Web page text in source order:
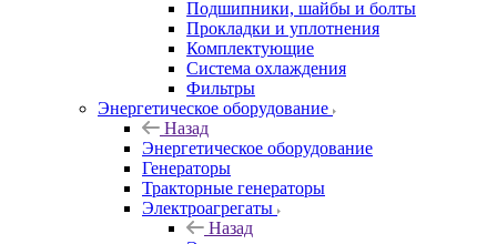
Подшипники, шайбы и болты
Прокладки и уплотнения
Комплектующие
Система охлаждения
Фильтры
Энергетическое оборудование
Назад
Энергетическое оборудование
Генераторы
Тракторные генераторы
Электроагрегаты
Назад